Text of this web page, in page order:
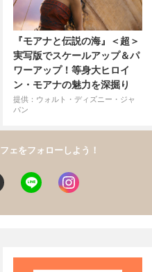
『モアナと伝説の海』＜超＞
実写版でスケールアップ＆パ
ワーアップ！等身大ヒロイ
ン・モアナの魅力を深掘り
提供：ウォルト・ディズニー・ジャ
パン
ェをフォローしよう！